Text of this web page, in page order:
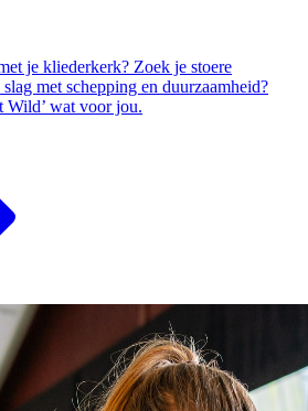
je kliederkerk? Zoek je stoere
met schepping en duurzaamheid?
Wild’ wat voor jou.